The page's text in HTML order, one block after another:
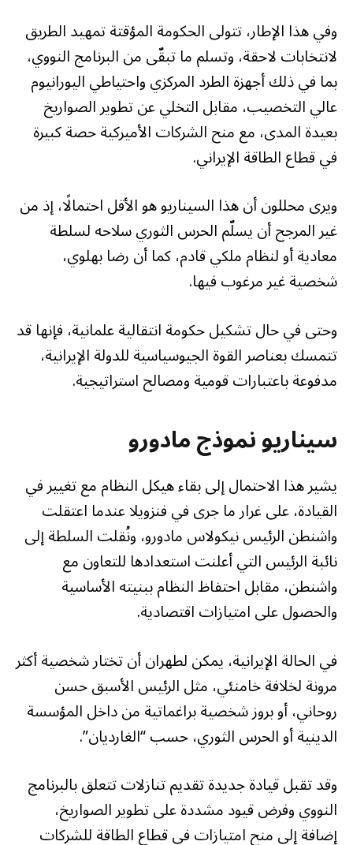
وفي هذا الإطار، تتولى الحكومة المؤقتة تمهيد الطريق
لانتخابات لاحقة، وتسلم ما تبقّى من البرنامج النووي،
بما في ذلك أجهزة الطرد المركزي واحتياطي اليورانيوم
عالي التخصيب، مقابل التخلي عن تطوير الصواريخ
بعيدة المدى، مع منح الشركات الأميركية حصة كبيرة
في قطاع الطاقة الإيراني.
ويرى محللون أن هذا السيناريو هو الأقل احتمالًا، إذ من
غير المرجح أن يسلّم الحرس الثوري سلاحه لسلطة
معادية أو لنظام ملكي قادم، كما أن رضا بهلوي،
شخصية غير مرغوب فيها.
وحتى في حال تشكيل حكومة انتقالية علمانية، فإنها قد
تتمسك بعناصر القوة الجيوسياسية للدولة الإيرانية،
مدفوعة باعتبارات قومية ومصالح استراتيجية.
سيناريو نموذج مادورو
يشير هذا الاحتمال إلى بقاء هيكل النظام مع تغيير في
القيادة، على غرار ما جرى في فنزويلا عندما اعتقلت
واشنطن الرئيس نيكولاس مادورو، ونُقلت السلطة إلى
نائبة الرئيس التي أعلنت استعدادها للتعاون مع
واشنطن، مقابل احتفاظ النظام ببنيته الأساسية
والحصول على امتيازات اقتصادية.
في الحالة الإيرانية، يمكن لطهران أن تختار شخصية أكثر
مرونة لخلافة خامنئي، مثل الرئيس الأسبق حسن
روحاني، أو بروز شخصية براغماتية من داخل المؤسسة
الدينية أو الحرس الثوري، حسب “الغارديان”.
وقد تقبل قيادة جديدة تقديم تنازلات تتعلق بالبرنامج
النووي وفرض قيود مشددة على تطوير الصواريخ،
إضافة إلى منح امتيازات في قطاع الطاقة للشركات